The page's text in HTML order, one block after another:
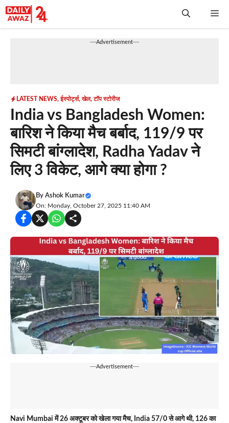
Skip
to
---Advertisement---
LATEST NEWS,ईस्पोर्ट्स,खेल,टॉप स्टोरीज
India vs Bangladesh Women:
बारिश ने किया मैच बर्बाद, 119/9 पर
सिमटी बांग्लादेश, Radha Yadav ने
लिए 3 विकेट, आगे क्या होगा ?
By Ashok Kumar
On: Monday, October 27, 2025 11:40 AM
---Advertisement---
Navi Mumbai में 26 अक्टूबर को खेला गया मैच, India 57/0 से आगे थी, 126 का